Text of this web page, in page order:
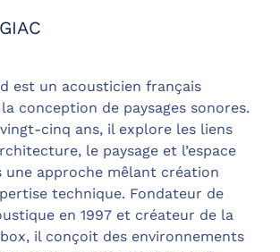
est un acousticien français
conception de paysages sonores.
cinq ans, il explore les liens
le paysage et l’espace
une approche mêlant création
technique. Fondateur de
en 1997 et créateur de la
il conçoit des environnements